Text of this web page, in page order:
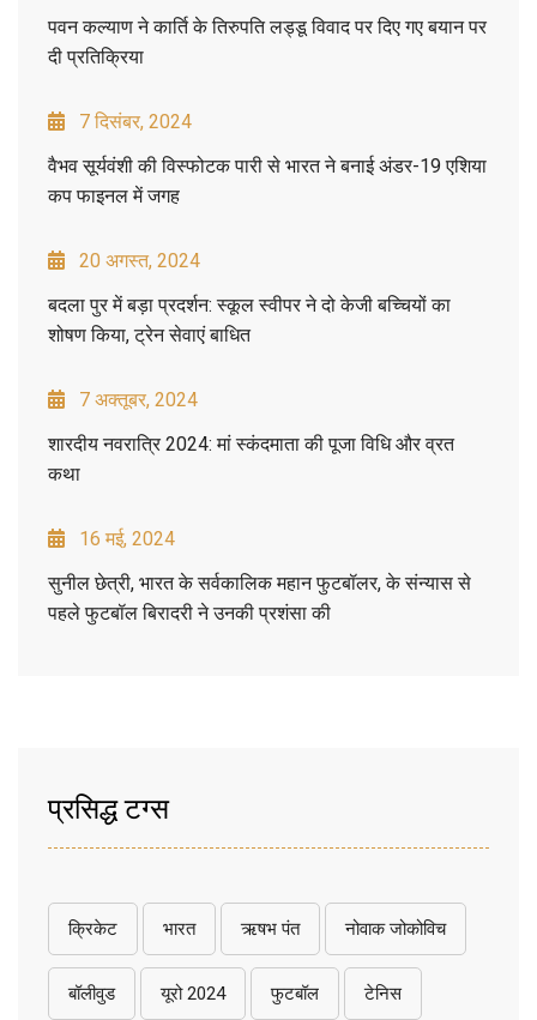
पवन कल्याण ने कार्ति के तिरुपति लड्डू विवाद पर दिए गए बयान पर
दी प्रतिक्रिया
7 दिसंबर, 2024
वैभव सूर्यवंशी की विस्फोटक पारी से भारत ने बनाई अंडर-19 एशिया
कप फाइनल में जगह
20 अगस्त, 2024
बदला पुर में बड़ा प्रदर्शन: स्कूल स्वीपर ने दो केजी बच्चियों का
शोषण किया, ट्रेन सेवाएं बाधित
7 अक्तूबर, 2024
शारदीय नवरात्रि 2024: मां स्कंदमाता की पूजा विधि और व्रत
कथा
16 मई, 2024
सुनील छेत्री, भारत के सर्वकालिक महान फुटबॉलर, के संन्यास से
पहले फुटबॉल बिरादरी ने उनकी प्रशंसा की
प्रसिद्ध टग्स
क्रिकेट भारत ऋषभ पंत नोवाक जोकोविच
बॉलीवुड यूरो 2024 फुटबॉल टेनिस